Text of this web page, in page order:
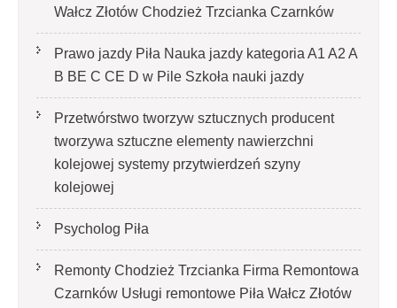
Wałcz Złotów Chodzież Trzcianka Czarnków
Prawo jazdy Piła Nauka jazdy kategoria A1 A2 A
B BE C CE D‎ w Pile Szkoła nauki jazdy
Przetwórstwo tworzyw sztucznych producent
tworzywa sztuczne elementy nawierzchni
kolejowej systemy przytwierdzeń szyny
kolejowej
Psycholog Piła
Remonty Chodzież Trzcianka Firma Remontowa
Czarnków Usługi remontowe Piła Wałcz Złotów